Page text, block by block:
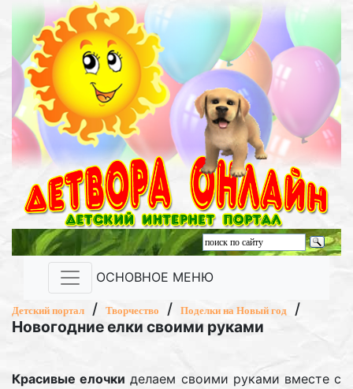
ОСНОВНОЕ МЕНЮ
Детский портал / Творчество / Поделки на Новый год
/
Новогодние елки своими руками
Красивые елочки делаем своими руками вместе с